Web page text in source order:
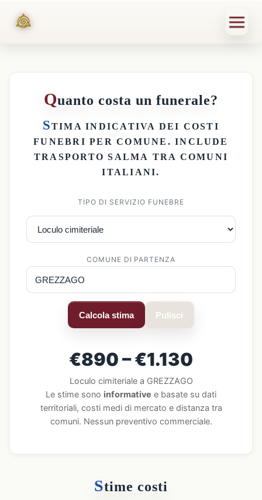
Quanto costa un funerale?
STIMA INDICATIVA DEI COSTI
FUNEBRI PER COMUNE . INCLUDE
TRASPORTO SALMA TRA COMUNI
ITALIANI.
TIPO DI SERVIZIO FUNEBRE
COMUNE DI PARTENZA
Calcola stima Pulisci
€890 – €1.130
Loculo cimiteriale a GREZZAGO
Le stime sono informative e basate su dati
territoriali, costi medi di mercato e distanza tra
comuni. Nessun preventivo commerciale.
Stime costi